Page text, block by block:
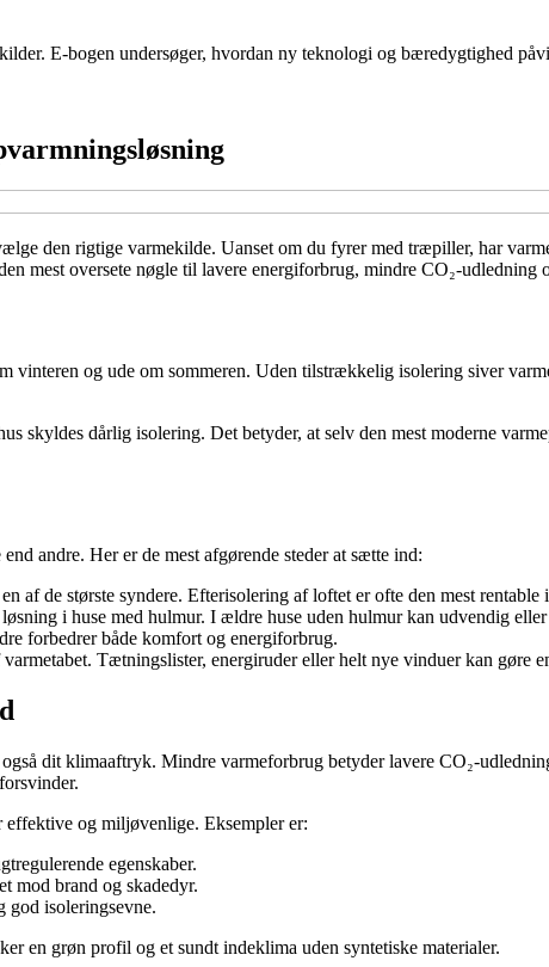
E-bogen undersøger, hvordan ny teknologi og bæredygtighed
den rigtige varmekilde. Uanset om du fyrer med træpiller, har
mest oversete nøgle til lavere energiforbrug, mindre CO₂-udledning
vinteren og ude om sommeren. Uden tilstrækkelig isolering siver
skyldes dårlig isolering. Det betyder, at selv den mest moderne
andre. Her er de mest afgørende steder at sætte ind:
af de største syndere. Efterisolering af loftet er ofte den mest rentable
i huse med hulmur. I ældre huse uden hulmur kan udvendig
forbedrer både komfort og energiforbrug.
Tætningslister, energiruder eller helt nye vinduer kan gøre
dit klimaaftryk. Mindre varmeforbrug betyder lavere CO₂-
effektive og miljøvenlige. Eksempler er:
egenskaber.
mod brand og skadedyr.
god isoleringsevne.
en grøn profil og et sundt indeklima uden syntetiske materialer.